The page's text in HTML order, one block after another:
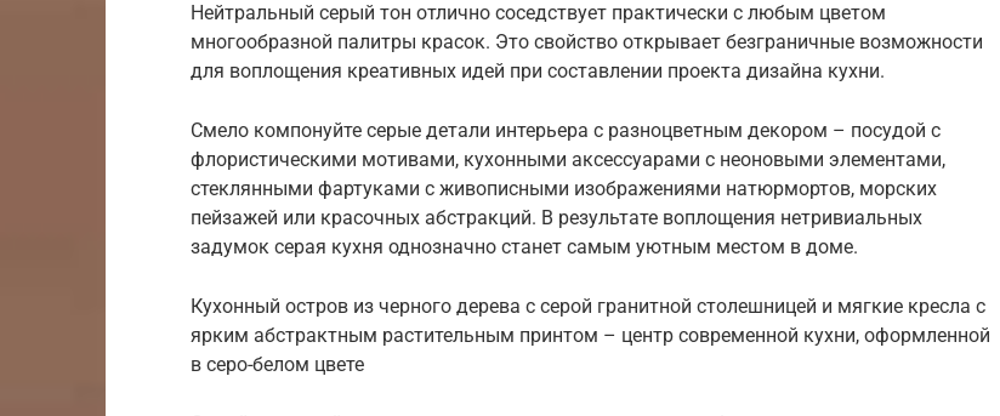
Нейтральный серый тон отлично соседствует практически с любым цветом
многообразной палитры красок. Это свойство открывает безграничные возможности
для воплощения креативных идей при составлении проекта дизайна кухни.
Смело компонуйте серые детали интерьера с разноцветным декором – посудой с
флористическими мотивами, кухонными аксессуарами с неоновыми элементами,
стеклянными фартуками с живописными изображениями натюрмортов, морских
пейзажей или красочных абстракций. В результате воплощения нетривиальных
задумок серая кухня однозначно станет самым уютным местом в доме.
Кухонный остров из черного дерева с серой гранитной столешницей и мягкие кресла с
ярким абстрактным растительным принтом – центр современной кухни, оформленной
в серо-белом цвете